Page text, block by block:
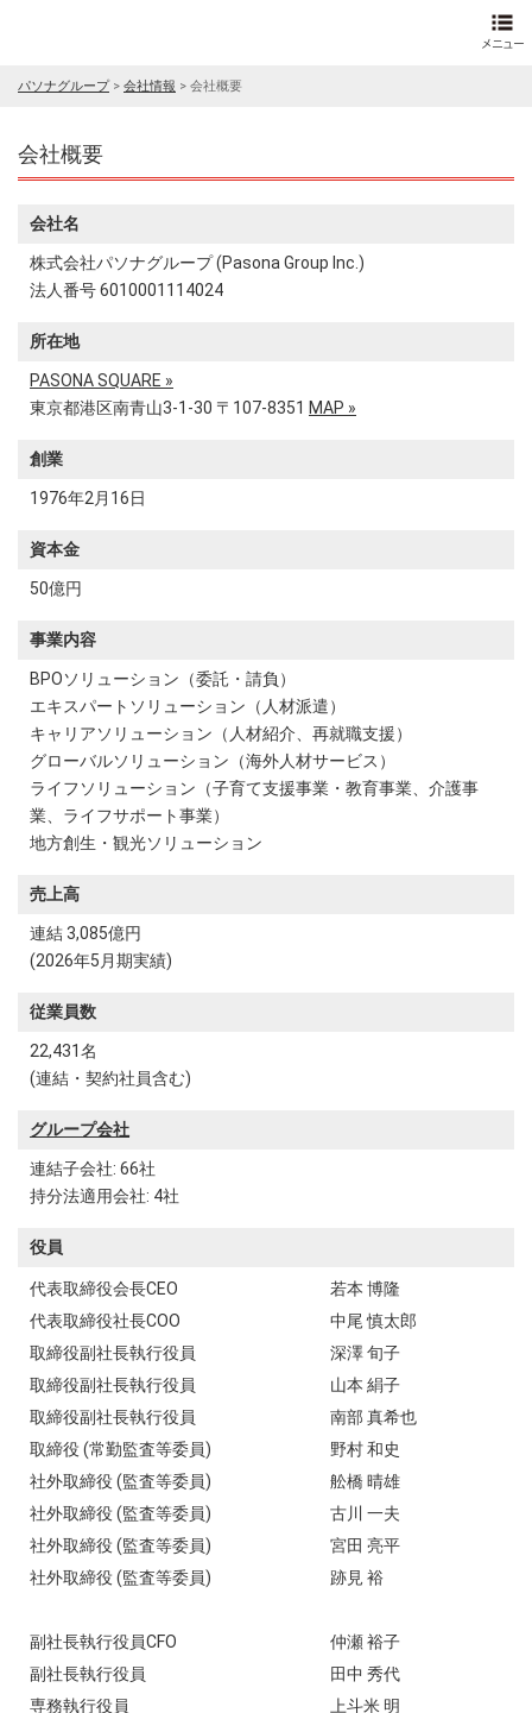
パソナグループ> 会社情報 > 会社概要
会社概要
会社名
株式会社パソナグループ (Pasona Group Inc.)
法人番号 6010001114024
所在地
PASONA SQUARE »
東京都港区南青山3-1-30 〒107-8351 MAP »
創業
1976年2月16日
資本金
50億円
事業内容
BPOソリューション（委託・請負）
エキスパートソリューション（人材派遣）
キャリアソリューション（人材紹介、再就職支援）
グローバルソリューション（海外人材サービス）
ライフソリューション（子育て支援事業・教育事業、介護事
業、ライフサポート事業）
地方創生・観光ソリューション
売上高
連結 3,085億円
(2026年5月期実績)
従業員数
22,431名
(連結・契約社員含む)
グループ会社
連結子会社: 66社
持分法適用会社: 4社
役員
代表取締役会長CEO
若本 博隆
代表取締役社長COO
中尾 慎太郎
取締役副社長執行役員
深澤 旬子
取締役副社長執行役員
山本 絹子
取締役副社長執行役員
南部 真希也
取締役 (常勤監査等委員)
野村 和史
社外取締役 (監査等委員)
舩橋 晴雄
社外取締役 (監査等委員)
古川 一夫
社外取締役 (監査等委員)
宮田 亮平
社外取締役 (監査等委員)
跡見 裕
副社長執行役員CFO
仲瀬 裕子
副社長執行役員
田中 秀代
専務執行役員
上斗米 明